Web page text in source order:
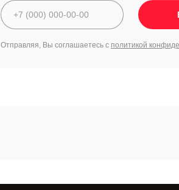
Отправляя, Вы соглашаетесь с политикой